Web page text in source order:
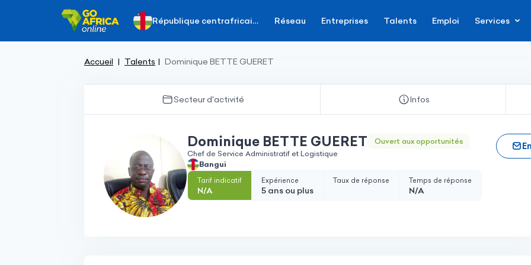
République centrafricaine Réseau Entreprises Talents Emploi Services
Accueil Talents Dominique BETTE GUERET
Secteur d'activité Infos
Dominique BETTE GUERET
Ouvert aux opportunités
Chef de Service Administratif et Logistique
Bangui
Tarif indicatif
N/A
Expérience
5 ans ou plus
Taux de réponse Temps de réponse
N/A